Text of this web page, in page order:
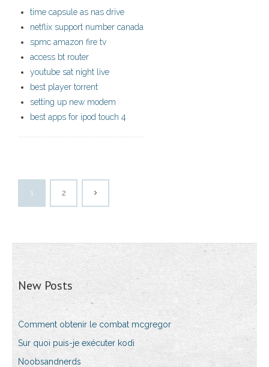
time capsule as nas drive
netflix support number canada
spmc amazon fire tv
access bt router
youtube sat night live
best player torrent
setting up new modem
best apps for ipod touch 4
1 2
New Posts
Comment obtenir le combat mcgregor
Sur quoi puis-je exécuter kodi
Noobsandnerds